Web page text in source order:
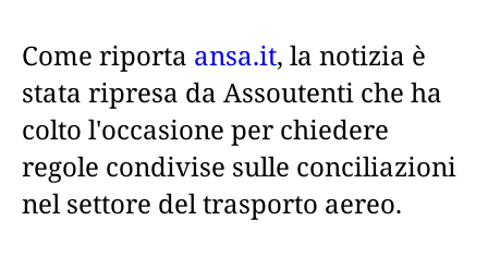
Come riporta ansa.it, la notizia è
stata ripresa da Assoutenti che ha
colto l'occasione per chiedere
regole condivise sulle conciliazioni
nel settore del trasporto aereo.